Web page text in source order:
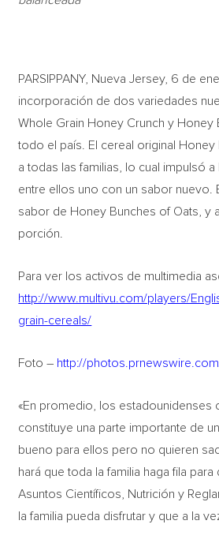
PARSIPPANY, Nueva Jersey, 6 de
incorporación de dos variedades
Whole Grain Honey Crunch y Honey
todo el país. El cereal original
a todas las familias, lo cual impulsó
entre ellos uno con un sabor nuevo.
sabor de Honey Bunches of Oats, y
porción.
Para ver los activos de multimedia
http://www.multivu.com/players/
grain-cereals/
Foto – http://
«En promedio, los
constituye una parte importante de
bueno para ellos pero no quieren
hará que toda la familia haga fila
Asuntos Científicos, Nutrición y
la familia pueda disfrutar y que a la